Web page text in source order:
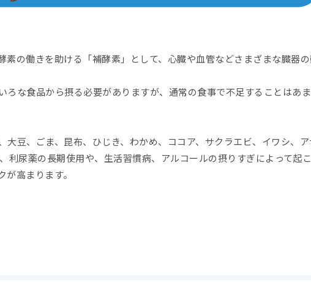
素の働きを助ける「補酵素」として、心臓や血管などさまざまな臓器
ろな食品から摂る必要がありますが、通常の食事で不足することはあ
大豆、ごま、昆布、ひじき、わかめ、ココア、サクラエビ、イワシ、
利尿薬の長期使用や、生活習慣病、アルコールの摂りすぎによって起
高まります。